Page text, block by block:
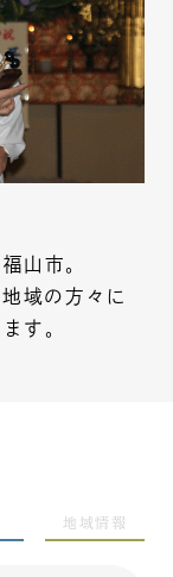
山市。
域の方々に
す。
地域情報